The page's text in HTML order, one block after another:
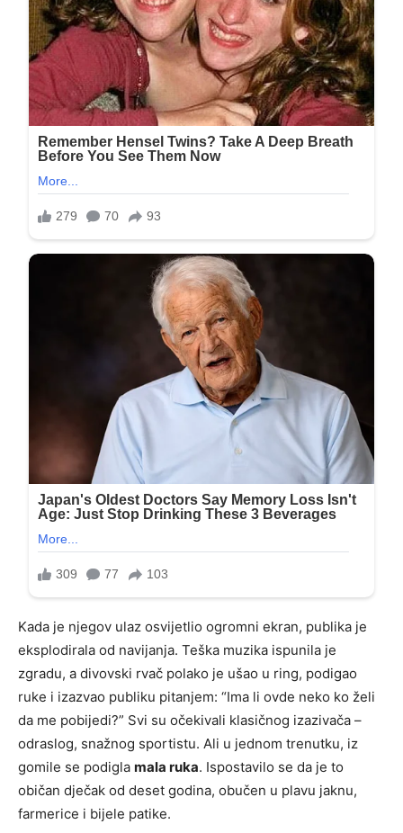
Kada je njegov ulaz osvijetlio ogromni ekran, publika je
eksplodirala od navijanja. Teška muzika ispunila je
zgradu, a divovski rvač polako je ušao u ring, podigao
ruke i izazvao publiku pitanjem: “Ima li ovde neko ko želi
da me pobijedi?” Svi su očekivali klasičnog izazivača –
odraslog, snažnog sportistu. Ali u jednom trenutku, iz
gomile se podigla mala ruka. Ispostavilo se da je to
običan dječak od deset godina, obučen u plavu jaknu,
farmerice i bijele patike.